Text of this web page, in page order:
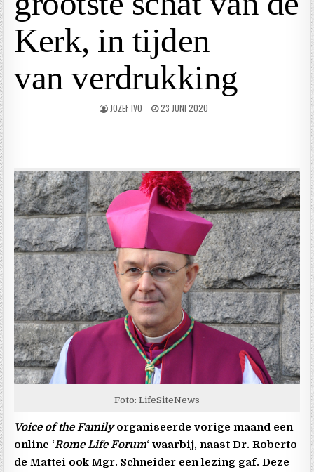
Kerk, in tijden
van verdrukking
JOZEF IVO 23 JUNI 2020
Foto: LifeSiteNews
Voice of the Familyorganiseerde vorige maand een
online ‘Rome Life Forum‘ waarbij, naast Dr. Roberto
de Mattei ook Mgr. Schneider een lezing gaf. Deze